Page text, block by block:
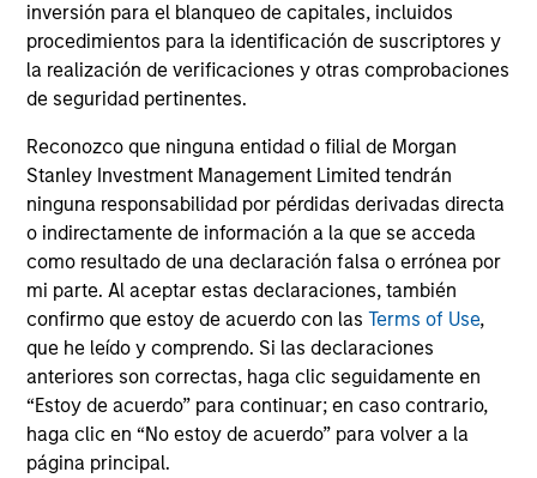
inversión para el blanqueo de capitales, incluidos
procedimientos para la identificación de suscriptores y
la realización de verificaciones y otras comprobaciones
de seguridad pertinentes.
Reconozco que ninguna entidad o filial de Morgan
Stanley Investment Management Limited tendrán
ninguna responsabilidad por pérdidas derivadas directa
o indirectamente de información a la que se acceda
como resultado de una declaración falsa o errónea por
mi parte. Al aceptar estas declaraciones, también
confirmo que estoy de acuerdo con lasTerms of Use,
que he leído y comprendo. Si las declaraciones
anteriores son correctas, haga clic seguidamente en
“Estoy de acuerdo” para continuar; en caso contrario,
haga clic en “No estoy de acuerdo” para volver a la
página principal.
Grupos de redes de
empleados
Nuestras redes permiten a los
empleados conectarse, compartir sus
experiencias distintivas, aprender y
desarrollarse
profesionalmente, apoyarse
mutuamente y contribuir a sus
comunidades a través de iniciativas
filantrópicas y de voluntariado.